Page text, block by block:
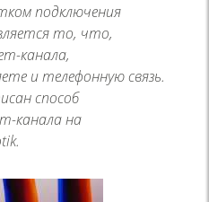
подключения
то, что,
канала,
и телефонную связь.
способ
канала на